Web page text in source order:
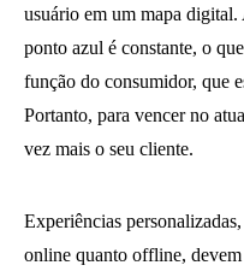
usuário em um mapa
ponto azul é constante, o
função do consumidor, que
Portanto, para vencer no
vez mais o seu cliente.
Experiências
online quanto offline, devem